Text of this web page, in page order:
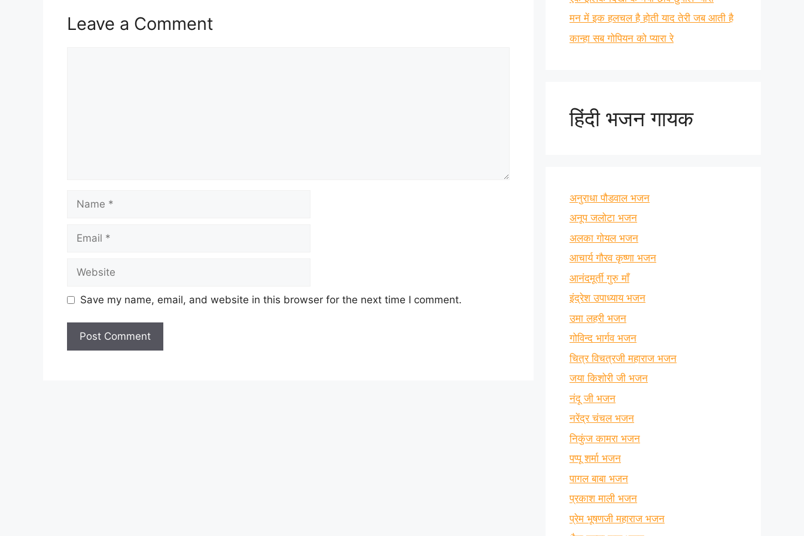
Leave a Comment
Save my name, email, and website in this browser for the next time I comment.
मन में इक हलचल है होती याद तेरी जब आती है
कान्हा सब गोपियन को प्यारा रे
हिंदी भजन गायक
अनुराधा पौडवाल भजन
अनूप जलोटा भजन
अलका गोयल भजन
आचार्य गौरव कृष्णा भजन
आनंदमूर्ती गुरु माँ
इंद्रेश उपाध्याय भजन
उमा लहरी भजन
गोविन्द भार्गव भजन
चित्र विचत्रजी महाराज भजन
जया किशोरी जी भजन
नंदू जी भजन
नरेंद्र चंचल भजन
निकुंज कामरा भजन
पप्पू शर्मा भजन
पागल बाबा भजन
प्रकाश माली भजन
प्रेम भूषणजी महाराज भजन